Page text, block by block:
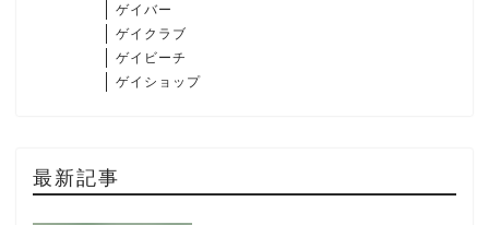
ゲイバー
ゲイクラブ
ゲイビーチ
ゲイショップ
最新記事